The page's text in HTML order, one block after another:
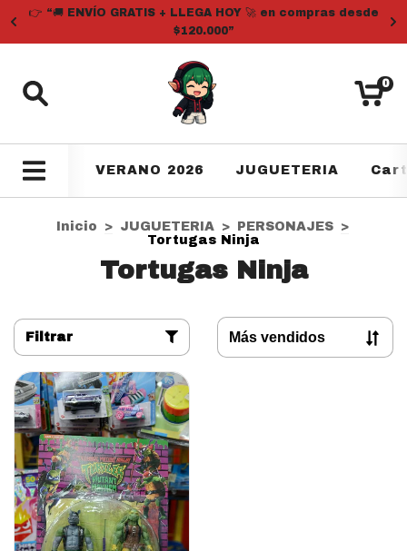
👉 “🚚 ENVÍO GRATIS + LLEGA HOY 🚀 en compras desde
$120.000”
0
VERANO 2026 JUGUETERIA
Inicio > JUGUETERIA > PERSONAJES
>
Tortugas Ninja
Tortugas Ninja
Filtrar